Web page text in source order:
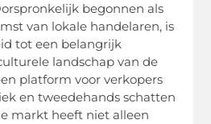
begonnen als
van lokale handelaren, is
tot een belangrijk
landschap van de
platform voor verkopers
en tweedehands schatten
markt heeft niet alleen